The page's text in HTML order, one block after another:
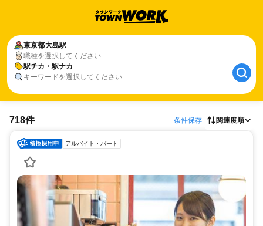
東京都大島駅
職種を選択してください
駅チカ・駅ナカ
キーワードを選択してください
718件 条件保存 関連度順
アルバイト・パート